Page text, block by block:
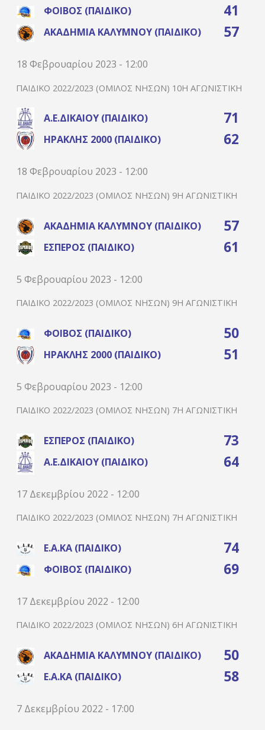
ΦΟΊΒΟΣ (ΠΑΙΔΙΚΌ) 41
ΑΚΑΔΗΜΊΑ ΚΑΛΎΜΝΟΥ (ΠΑΙΔΙΚΌ) 57
18 Φεβρουαρίου 2023 - 12:00
ΠΑΙΔΙΚΌ 2022/2023 (ΌΜΙΛΟΣ ΝΉΣΩΝ) 10Η ΑΓΩΝΙΣΤΙΚΉ
Α.Ε.ΔΙΚΑΊΟΥ (ΠΑΙΔΙΚΌ) 71
ΗΡΑΚΛΉΣ 2000 (ΠΑΙΔΙΚΌ) 62
18 Φεβρουαρίου 2023 - 12:00
ΠΑΙΔΙΚΌ 2022/2023 (ΌΜΙΛΟΣ ΝΉΣΩΝ) 9Η ΑΓΩΝΙΣΤΙΚΉ
ΑΚΑΔΗΜΊΑ ΚΑΛΎΜΝΟΥ (ΠΑΙΔΙΚΌ) 57
ΈΣΠΕΡΟΣ (ΠΑΙΔΙΚΌ) 61
5 Φεβρουαρίου 2023 - 12:00
ΠΑΙΔΙΚΌ 2022/2023 (ΌΜΙΛΟΣ ΝΉΣΩΝ) 9Η ΑΓΩΝΙΣΤΙΚΉ
ΦΟΊΒΟΣ (ΠΑΙΔΙΚΌ) 50
ΗΡΑΚΛΉΣ 2000 (ΠΑΙΔΙΚΌ) 51
5 Φεβρουαρίου 2023 - 12:00
ΠΑΙΔΙΚΌ 2022/2023 (ΌΜΙΛΟΣ ΝΉΣΩΝ) 7Η ΑΓΩΝΙΣΤΙΚΉ
ΈΣΠΕΡΟΣ (ΠΑΙΔΙΚΌ) 73
Α.Ε.ΔΙΚΑΊΟΥ (ΠΑΙΔΙΚΌ) 64
17 Δεκεμβρίου 2022 - 12:00
ΠΑΙΔΙΚΌ 2022/2023 (ΌΜΙΛΟΣ ΝΉΣΩΝ) 7Η ΑΓΩΝΙΣΤΙΚΉ
Ε.Α.ΚΑ (ΠΑΙΔΙΚΌ) 74
ΦΟΊΒΟΣ (ΠΑΙΔΙΚΌ) 69
17 Δεκεμβρίου 2022 - 12:00
ΠΑΙΔΙΚΌ 2022/2023 (ΌΜΙΛΟΣ ΝΉΣΩΝ) 6Η ΑΓΩΝΙΣΤΙΚΉ
ΑΚΑΔΗΜΊΑ ΚΑΛΎΜΝΟΥ (ΠΑΙΔΙΚΌ) 50
Ε.Α.ΚΑ (ΠΑΙΔΙΚΌ) 58
7 Δεκεμβρίου 2022 - 17:00